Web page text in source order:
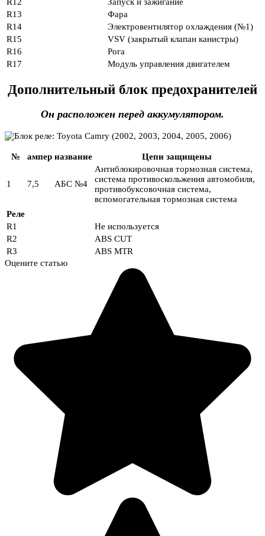
R13
Фара
R14
Электровентилятор охлаждения (№1)
R15
VSV (закрытый клапан канистры)
R16
Рога
R17
Модуль управления двигателем
Дополнительный блок предохранителей
Он расположен перед аккумулятором.
№ ампер название Цепи защищены
1 7,5 АБС №4
Антиблокировочная тормозная система,
система противоскольжения автомобиля,
противобуксовочная система,
вспомогательная тормозная система
Реле
R1
Не используется
R2
ABS CUT
R3
ABS MTR
Оцените статью